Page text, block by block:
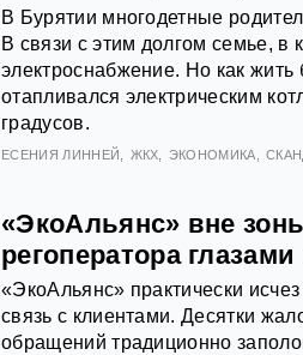
В Бурятии многодетные
В связи с этим долгом семье, в
электроснабжение. Но как
отапливался электрическим
градусов.
ЕСЕНИЯ ЛИННЕЙ ЖКХ ЭКОНОМИКА
«ЭкоАльянс» вне
регоператора
«ЭкоАльянс» практически
связь с клиентами. Десятки
обращений традиционно